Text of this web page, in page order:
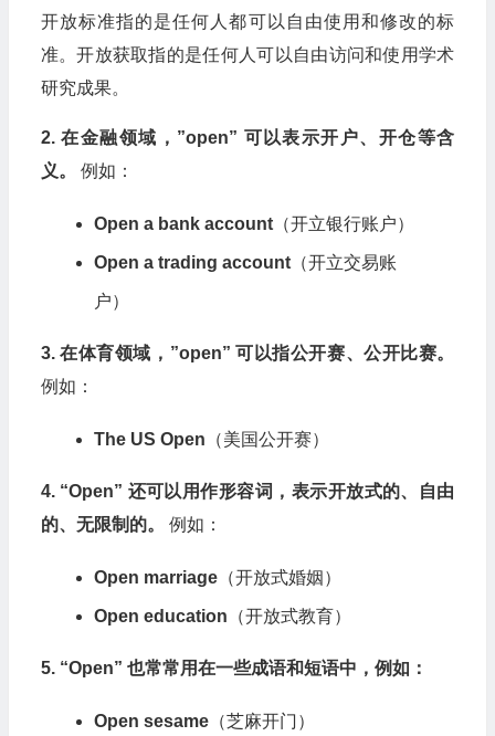
开放标准指的是任何人都可以自由使用和修改的标
准。开放获取指的是任何人可以自由访问和使用学术
研究成果。
2. 在金融领域，”open” 可以表示开户、开仓等含
义。
例如：
Open a bank account（开立银行账户）
Open a trading account（开立交易账
户）
3. 在体育领域，”open” 可以指公开赛、公开比赛。
例如：
The US Open （美国公开赛）
4. “Open” 还可以用作形容词，表示开放式的、自由
的、无限制的。
例如：
Open marriage（开放式婚姻）
Open education （开放式教育）
5. “Open” 也常常用在一些成语和短语中，例如：
Open sesame（芝麻开门）